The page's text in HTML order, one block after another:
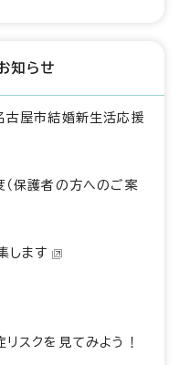
知らせ
屋市結婚新生活応援
保護者の方へのご案
します
スクを見てみよう！